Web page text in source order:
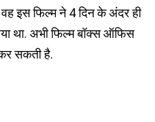
इस फिल्म ने 4 दिन के अंदर ही
था. अभी फिल्म बॉक्स ऑफिस
सकती है.